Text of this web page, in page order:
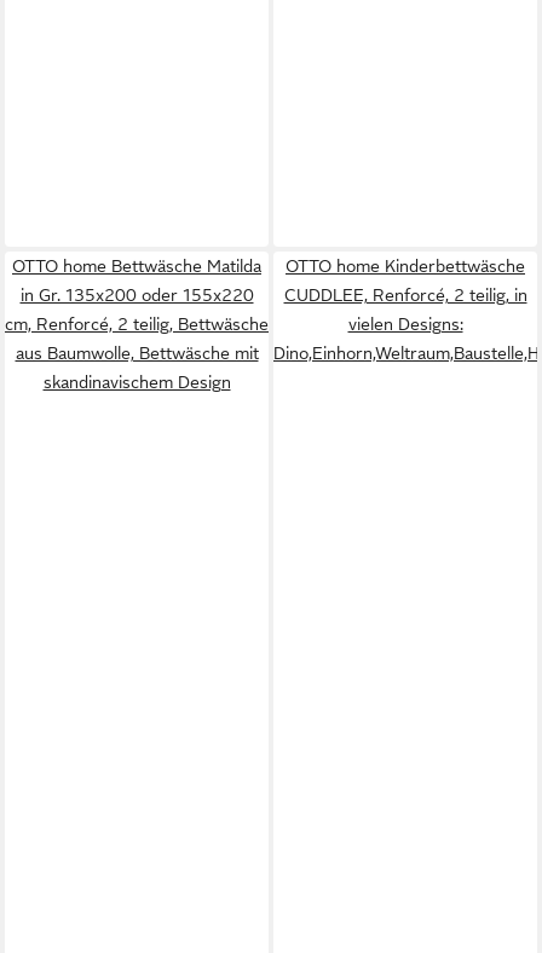
OTTO home Bettwäsche Matilda
in Gr. 135x200 oder 155x220
cm, Renforcé, 2 teilig, Bettwäsche
aus Baumwolle, Bettwäsche mit
skandinavischem Design
OTTO home Kinderbettwäsche
CUDDLEE, Renforcé, 2 teilig, in
vielen Designs: